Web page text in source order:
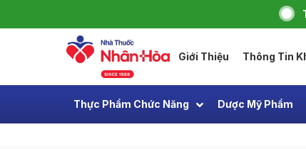
Giới Thiệu Thông Tin
Thực Phẩm Chức Năng Dược Mỹ Phẩm